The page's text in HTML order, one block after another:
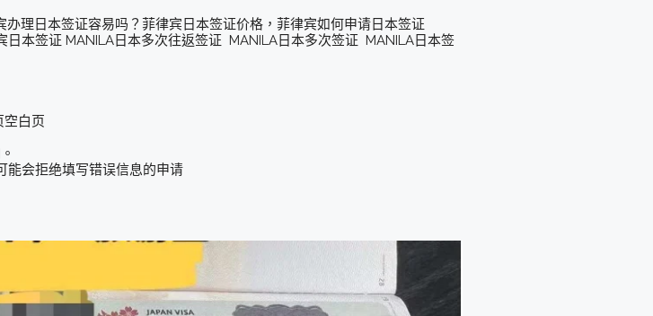
理日本签证容易吗？菲律宾日本签证价格，菲律宾如何申请日本签证
本签证 MANILA日本多次往返签证 MANILA日本多次签证 MANILA日本签
空白页
能会拒绝填写错误信息的申请